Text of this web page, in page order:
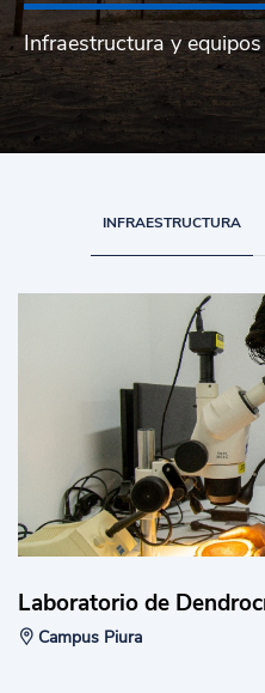
Infraestructura y equipos
INFRAESTRUCTURA
Laboratorio de
Campus Piura